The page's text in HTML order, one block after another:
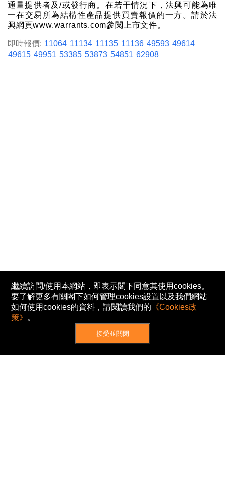
通量提供者及/或發行商。在若干情況下，法興可能為唯
一在交易所為結構性產品提供買賣報價的一方。請於法
興網頁www.warrants.com參閱上市文件。
即時報價: 11064 11134 11135 11136 49593 49614
49615 49951 53385 53873 54851 62908
繼續訪問/使用本網站，即表示閣下同意其使用cookies。
要了解更多有關閣下如何管理cookies設置以及我們網站
如何使用cookies的資料，請閱讀我們的 《Cookies政
策》 。
接受並關閉